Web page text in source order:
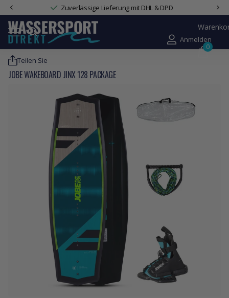
Zuverlässige Lieferung mit DHL & DPD
Anmelden
0
Teilen Sie
JOBE WAKEBOARD JINX 128 PACKAGE